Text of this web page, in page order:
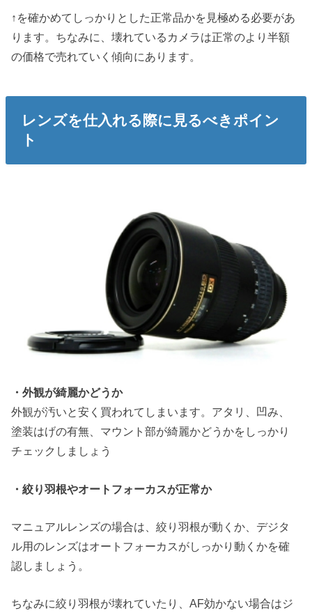
↑を確かめてしっかりとした正常品かを見極める必要があ
ります。ちなみに、壊れているカメラは正常のより半額
の価格で売れていく傾向にあります。
レンズを仕入れる際に見るべきポイン
ト
・外観が綺麗かどうか
外観が汚いと安く買われてしまいます。アタリ、凹み、
塗装はげの有無、マウント部が綺麗かどうかをしっかり
チェックしましょう
・絞り羽根やオートフォーカスが正常か
マニュアルレンズの場合は、絞り羽根が動くか、デジタ
ル用のレンズはオートフォーカスがしっかり動くかを確
認しましょう。
ちなみに絞り羽根が壊れていたり、AF効かない場合はジ